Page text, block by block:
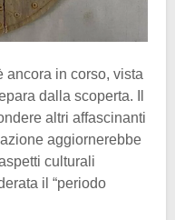
ancora in corso, vista
dalla scoperta. Il
altri affascinanti
aggiornerebbe
culturali
il “periodo